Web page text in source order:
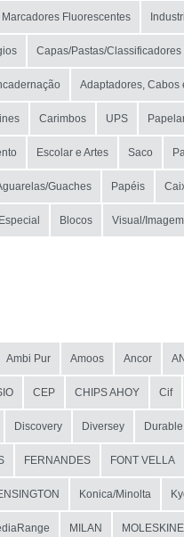
Marcadores Fluorescentes
Capas/Pastas/
Adaptadores, Cabos
Carimbos UPS
Escolar e Artes Saco
Guaches Papéis
Blocos Visual/Imagem
Ambi Pur Amoos Ancor
CEP CHIPS AHOY Cif
Discovery Diversey Durable
FERNANDES FONT VELLA
Konica/Minolta
MILAN MOLESKINE